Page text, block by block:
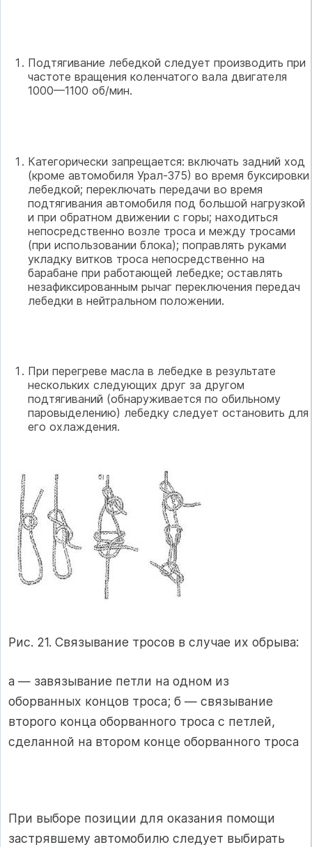
Подтягивание лебедкой следует производить при
частоте вращения коленчатого вала двигателя
1000—1100 об/мин.
Категорически запрещается: включать задний ход
(кроме автомобиля Урал-375) во время буксировки
лебедкой; переключать передачи во время
подтягивания автомобиля под большой нагрузкой
и при обратном движении с горы; находиться
непосредственно возле троса и между тросами
(при использовании блока); поправлять руками
укладку витков троса непосредственно на
барабане при работающей лебедке; оставлять
незафиксированным рычаг переключения передач
лебедки в нейтральном положении.
При перегреве масла в лебедке в результате
нескольких следующих друг за другом
подтягиваний (обнаруживается по обильному
паровыделению) лебедку следует остановить для
его охлаждения.
Рис. 21. Связывание тросов в случае их обрыва:
а — завязывание петли на одном из
оборванных концов троса; б — связывание
второго конца оборванного троса с петлей,
сделанной на втором конце оборванного троса
При выборе позиции для оказания помощи
застрявшему автомобилю следует выбирать